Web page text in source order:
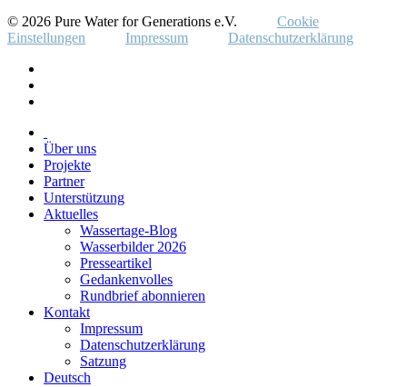
© 2026 Pure Water for Generations e.V.
Cookie
Einstellungen
Impressum Datenschutzerklärung
Über uns
Projekte
Partner
Unterstützung
Aktuelles
Wassertage-Blog
Wasserbilder 2026
Presseartikel
Gedankenvolles
Rundbrief abonnieren
Kontakt
Impressum
Datenschutzerklärung
Satzung
Deutsch